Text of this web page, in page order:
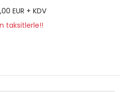
EUR + KDV
taksitlerle!!